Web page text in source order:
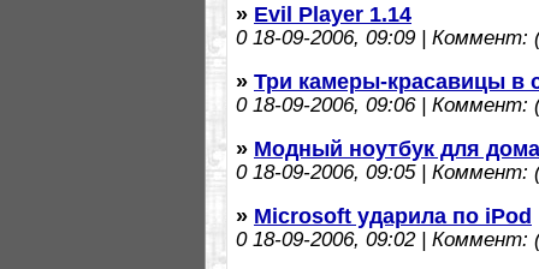
» Evil Player 1.14
018-09-2006, 09:09 | Коммент:
» Три камеры-красавицы в
018-09-2006, 09:06 | Коммент:
» Модный ноутбук для
018-09-2006, 09:05 | Коммент:
» Microsoft ударила по iPod
018-09-2006, 09:02 | Коммент: